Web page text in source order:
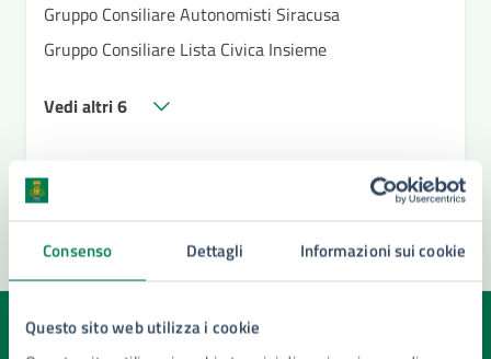
Consenso Dettagli Informazioni sui cookie
Questo sito web utilizza i cookie
Gruppo Consiliare Autonomisti Siracusa
Gruppo Consiliare Lista Civica Insieme
Vedi altri 6
Quanto sono chiare le informazioni su questa